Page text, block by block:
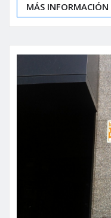
MÁS INFORMACIÓN